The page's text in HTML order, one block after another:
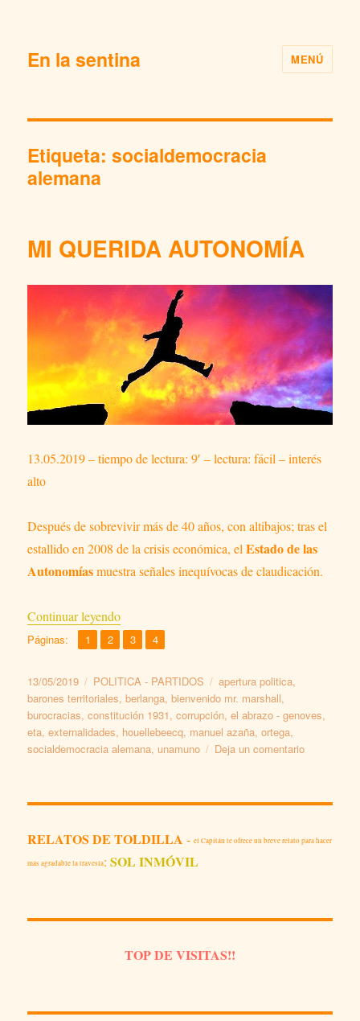
En la sentina MENÚ
Etiqueta:socialdemocracia
alemana
MI QUERIDA AUTONOMÍA
13.05.2019 – tiempo de lectura: 9′ – lectura: fácil – interés
alto
Después de sobrevivir más de 40 años, con altibajos; tras el
estallido en 2008 de la crisis económica, elEstado de las
Autonomíasmuestra señales inequívocas de claudicación.
Continuar leyendo«MI QUERIDA AUTONOMÍA»
Páginas: Página
1 ,
Página
2 ,
Página
3 ,
Página
4
Publicado
el
13/05/2019 Categorías
POLITICA - PARTIDOS Etiquetas
apertura politica,
barones territoriales,berlanga,bienvenido mr. marshall,
burocracias,constitución 1931,corrupción,el abrazo - genoves,
eta,externalidades, houellebeecq, manuel azaña,ortega,
socialdemocracia alemana, unamuno Deja un comentarioen
RELATOS DE TOLDILLA -el Capitán te ofrece un breve relato para hacer
más agradable la travesía:SOL INMÓVIL
TOP DE VISITAS!!